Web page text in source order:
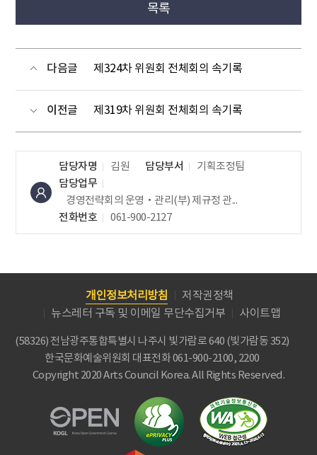
목록
다음글 제324차 위원회 전체회의 속기록
이전글 제319차 위원회 전체회의 속기록
담당자명 김원 담당부서
기획조정팀
담당업무
경영전략회의 운영‧관리(부) 제규정 관...
전화번호
061-900-2127
개인정보처리방침
저작권정책
뉴스레터 구독 및 이메일 무단수집거부
사이트맵
(58326) 전남광주통합특별시 나주시 빛가람로 640 (빛가람동 352)
한국문화예술위원회 대표전화 061-900-2100, 2200
Copyright 2020 Arts Council Korea. All Rights Reserved.